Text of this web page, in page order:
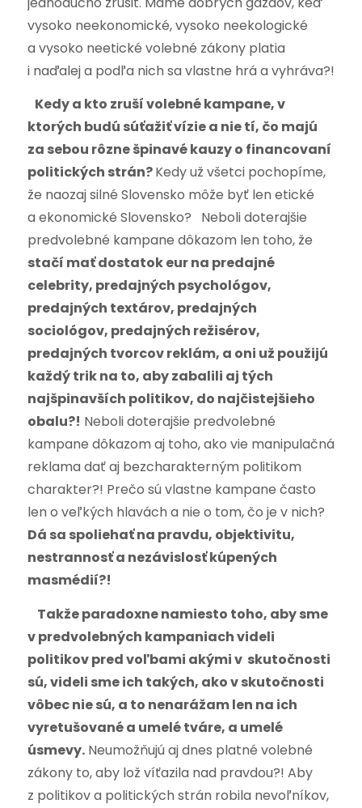
vysoko neekonomické, vysoko neekologické
a vysoko neetické volebné zákony platia
i naďalej a podľa nich sa vlastne hrá a vyhráva?!
Kedy a kto zruší volebné kampane, v
ktorých budú súťažiť vízie a nie tí, čo majú
za sebou rôzne špinavé kauzy o financovaní
politických strán?Kedy už všetci pochopíme,
že naozaj silné Slovensko môže byť len etické
a ekonomické Slovensko? Neboli doterajšie
predvolebné kampane dôkazom len toho, že
stačí mať dostatok eur na predajné
celebrity, predajných psychológov,
predajných textárov, predajných
sociológov, predajných režisérov,
predajných tvorcov reklám, a oni už použijú
každý trik na to, aby zabalili aj tých
najšpinavších politikov, do najčistejšieho
obalu?! Neboli doterajšie predvolebné
kampane dôkazom aj toho, ako vie manipulačná
reklama dať aj bezcharakterným politikom
charakter?! Prečo sú vlastne kampane často
len o veľkých hlavách a nie o tom, čo je v nich?
Dá sa spoliehať na pravdu, objektivitu,
nestrannosť a nezávislosť kúpených
masmédií?!
Takže paradoxne namiesto toho, aby sme
v predvolebných kampaniach videli
politikov pred voľbami akými v skutočnosti
sú, videli sme ich takých, ako v skutočnosti
vôbec nie sú, a to nenarážam len na ich
vyretušované a umelé tváre, a umelé
úsmevy.Neumožňujú aj dnes platné volebné
zákony to, aby lož víťazila nad pravdou?! Aby
z politikov a politických strán robila nevoľníkov,